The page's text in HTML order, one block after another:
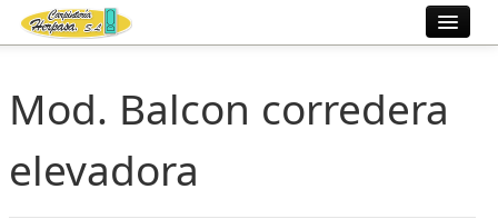
Mod. Balcon corredera
elevadora